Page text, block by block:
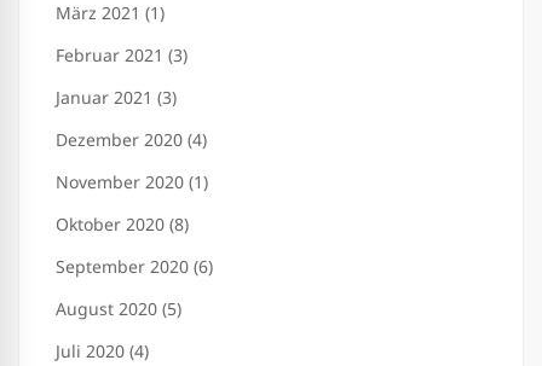
März 2021 (1)
Februar 2021 (3)
Januar 2021 (3)
Dezember 2020 (4)
November 2020 (1)
Oktober 2020 (8)
September 2020 (6)
August 2020 (5)
Juli 2020 (4)